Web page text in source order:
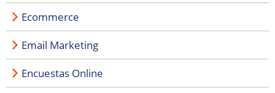
Ecommerce
Email Marketing
Encuestas Online